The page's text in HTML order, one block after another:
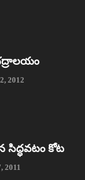
2012
సిద్ధవటం కోట
2011